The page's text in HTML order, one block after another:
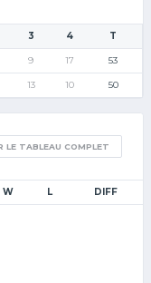
3 4 T
9 17 53
13 10 50
LE TABLEAU COMPLET
W L DIFF